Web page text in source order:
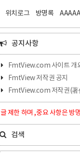
위치로그 방명록
공지사항
FmtView.com 사이트 개
FmtView 저작권 공지
FmtView.com 저작권(著
제한 하며 ,중요 사항은 방
검색
티스토